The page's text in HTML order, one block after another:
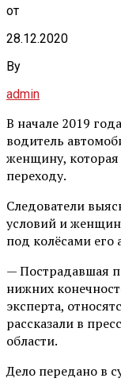
от
28.12.2020
By
admin
В начале 2019
водитель
женщину,
переходу.
Следователи
условий и
под колёсами его
— Пострадавшая
нижних
эксперта,
рассказали в
области.
Дело передано в